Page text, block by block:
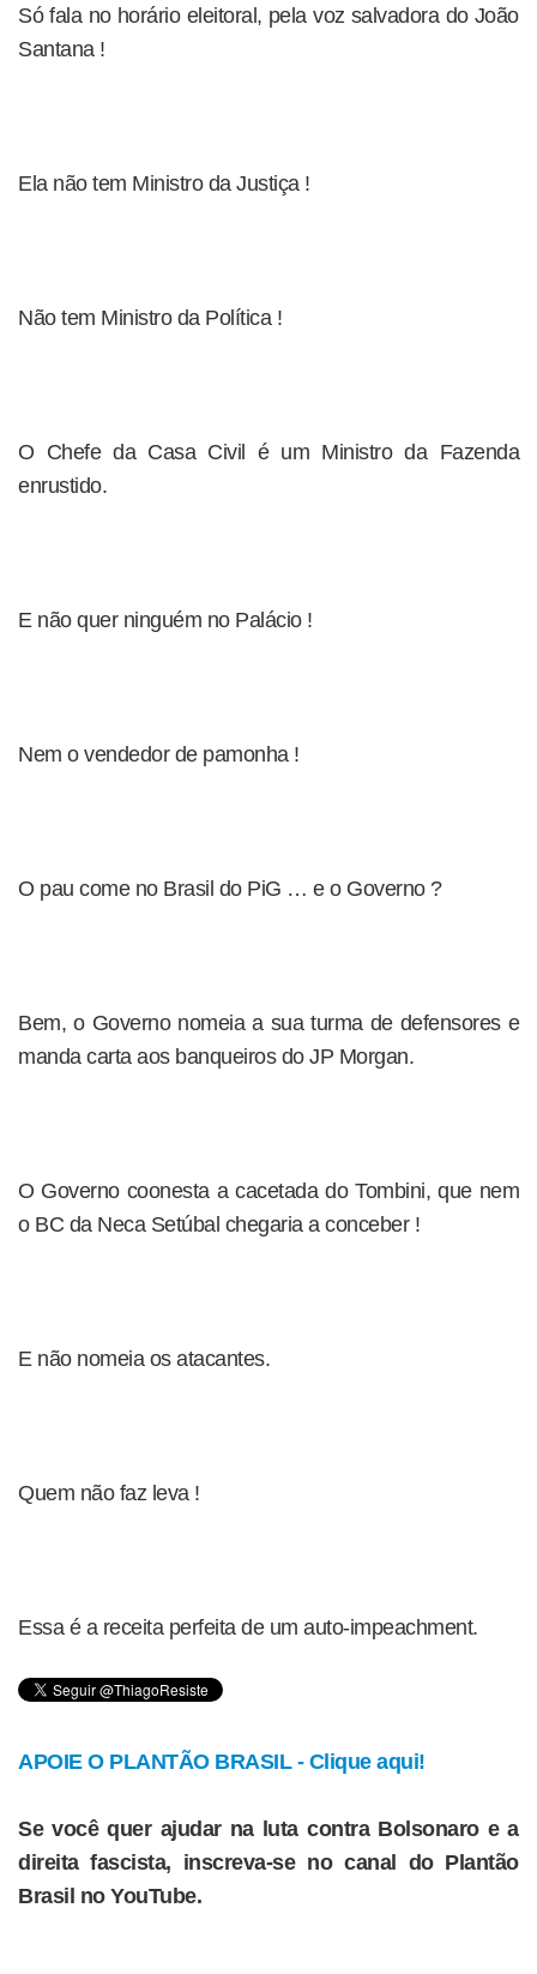
Só fala no horário eleitoral, pela voz salvadora do João
Santana !
Ela não tem Ministro da Justiça !
Não tem Ministro da Política !
O Chefe da Casa Civil é um Ministro da Fazenda
enrustido.
E não quer ninguém no Palácio !
Nem o vendedor de pamonha !
O pau come no Brasil do PiG … e o Governo ?
Bem, o Governo nomeia a sua turma de defensores e
manda carta aos banqueiros do JP Morgan.
O Governo coonesta a cacetada do Tombini, que nem
o BC da Neca Setúbal chegaria a conceber !
E não nomeia os atacantes.
Quem não faz leva !
Essa é a receita perfeita de um auto-impeachment.
APOIE O PLANTÃO BRASIL - Clique aqui!
Se você quer ajudar na luta contra Bolsonaro e a
direita fascista, inscreva-se no canal do Plantão
Brasil no YouTube.